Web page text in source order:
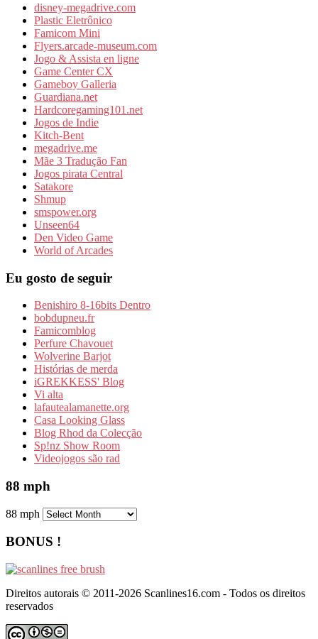
disney-megadrive.com
Plastic Eletrônico
Famicom Mini
Flyers.arcade-museum.com
Jogo & Assista en ligne
Game Center CX
Gameboy Galleria
Guardiana.net
Hardcoregaming101.net
Jogos de Indie
Kitch-Bent
megadrive.me
Mãe 3 Tradução Fan
Jogos pirata Central
Satakore
Shmup
smspower.org
Unseen64
Den Video Game
World of Arcades
Eu gosto de seguir
Benishiro 8-16bits Dentro
bobdupneu.fr
Famicomblog
Perfure Chavouet
Wolverine Barjot
Histórias de merda
iGREKKESS' Blog
Vi alta
lafautealamanette.org
Casa Looking Glass
Blog Rhod da Colecção
Sp!nz Show Room
Videojogos são rad
88 mph
88 mph
BONUS !
Direitos autorais © 2011-2026 Scanlines16.com - Todos os direitos
reservados